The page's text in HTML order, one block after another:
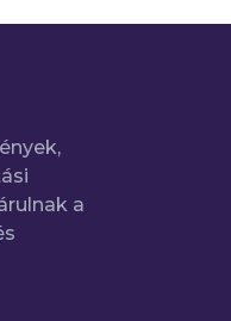
a